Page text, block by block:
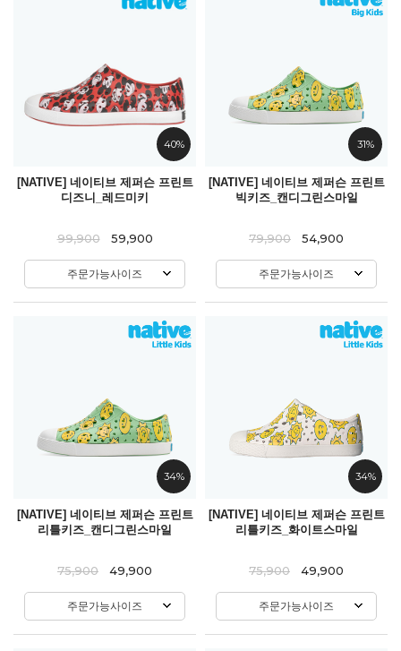
40%
[NATIVE] 네이티브 제퍼슨 프린트
디즈니_레드미키
99,900 59,900
주문가능사이즈
31%
[NATIVE] 네이티브 제퍼슨 프린트
빅키즈_캔디그린스마일
79,900 54,900
주문가능사이즈
34%
[NATIVE] 네이티브 제퍼슨 프린트
리틀키즈_캔디그린스마일
75,900 49,900
주문가능사이즈
34%
[NATIVE] 네이티브 제퍼슨 프린트
리틀키즈_화이트스마일
75,900 49,900
주문가능사이즈